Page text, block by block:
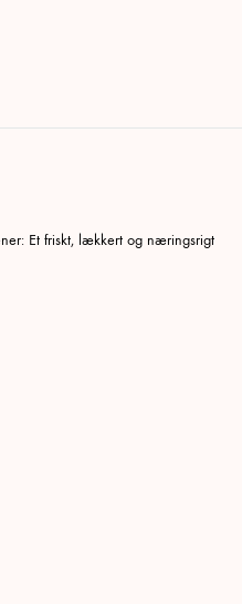
Et friskt, lækkert og næringsrigt